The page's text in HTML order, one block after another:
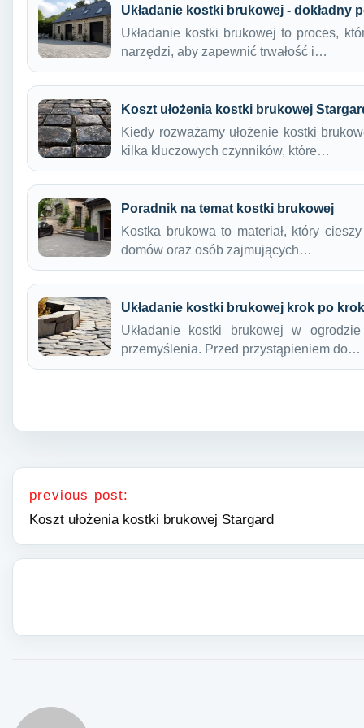
Układanie kostki brukowej - dokładny
Układanie kostki brukowej to proces,
narzędzi, aby zapewnić trwałość i…
Koszt ułożenia kostki brukowej
Kiedy rozważamy ułożenie kostki
kilka kluczowych czynników, które…
Poradnik na temat kostki brukowej
Kostka brukowa to materiał, który
domów oraz osób zajmujących…
Układanie kostki brukowej krok po
Układanie kostki brukowej w
przemyślenia. Przed przystąpieniem do…
Nawigacja wpisu
previous post:
Koszt ułożenia kostki brukowej Stargard